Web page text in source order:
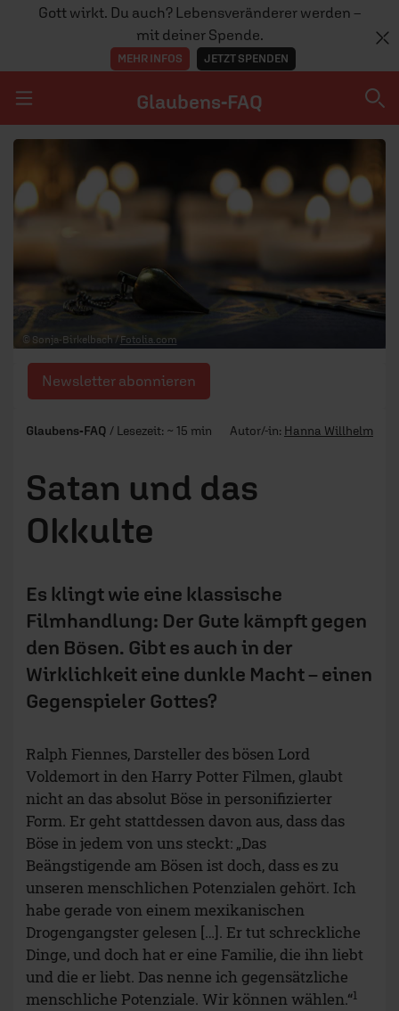
Gott wirkt. Du auch? Lebensveränderer werden –
mit deiner Spende.
MEHR INFOS JETZT SPENDEN
Navigation überspringen
Glaubens-FAQ
Glaubens-FAQ
TEAM
© Sonja-Birkelbach / Fotolia.com
Newsletter abonnieren
Glaubens-FAQ / Lesezeit: ~ 15 min Autor/-in: Hanna Willhelm
Satan und das
Okkulte
Es klingt wie eine klassische
Filmhandlung: Der Gute kämpft gegen
den Bösen. Gibt es auch in der
Wirklichkeit eine dunkle Macht – einen
Gegenspieler Gottes?
Ralph Fiennes, Darsteller des bösen Lord
Voldemort in den Harry Potter Filmen, glaubt
nicht an das absolut Böse in personifizierter
Form. Er geht stattdessen davon aus, dass das
Böse in jedem von uns steckt: „Das
Beängstigende am Bösen ist doch, dass es zu
unseren menschlichen Potenzialen gehört. Ich
habe gerade von einem mexikanischen
Drogengangster gelesen […]. Er tut schreckliche
Dinge, und doch hat er eine Familie, die ihn liebt
und die er liebt. Das nenne ich gegensätzliche
menschliche Potenziale. Wir können wählen.“1